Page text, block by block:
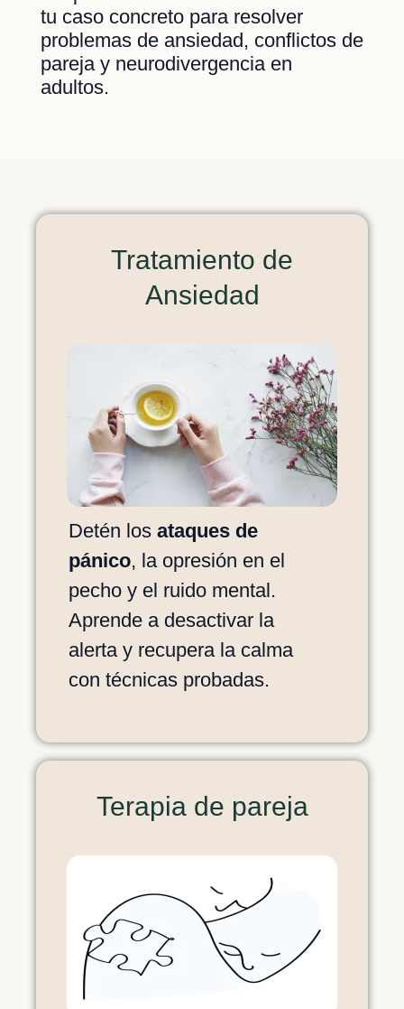
tu caso concreto para resolver
problemas de ansiedad, conflictos de
pareja y neurodivergencia en
adultos.
Tratamiento de
Ansiedad
Detén los ataques de
pánico, la opresión en el
pecho y el ruido mental.
Aprende a desactivar la
alerta y recupera la calma
con técnicas probadas.
Terapia de pareja